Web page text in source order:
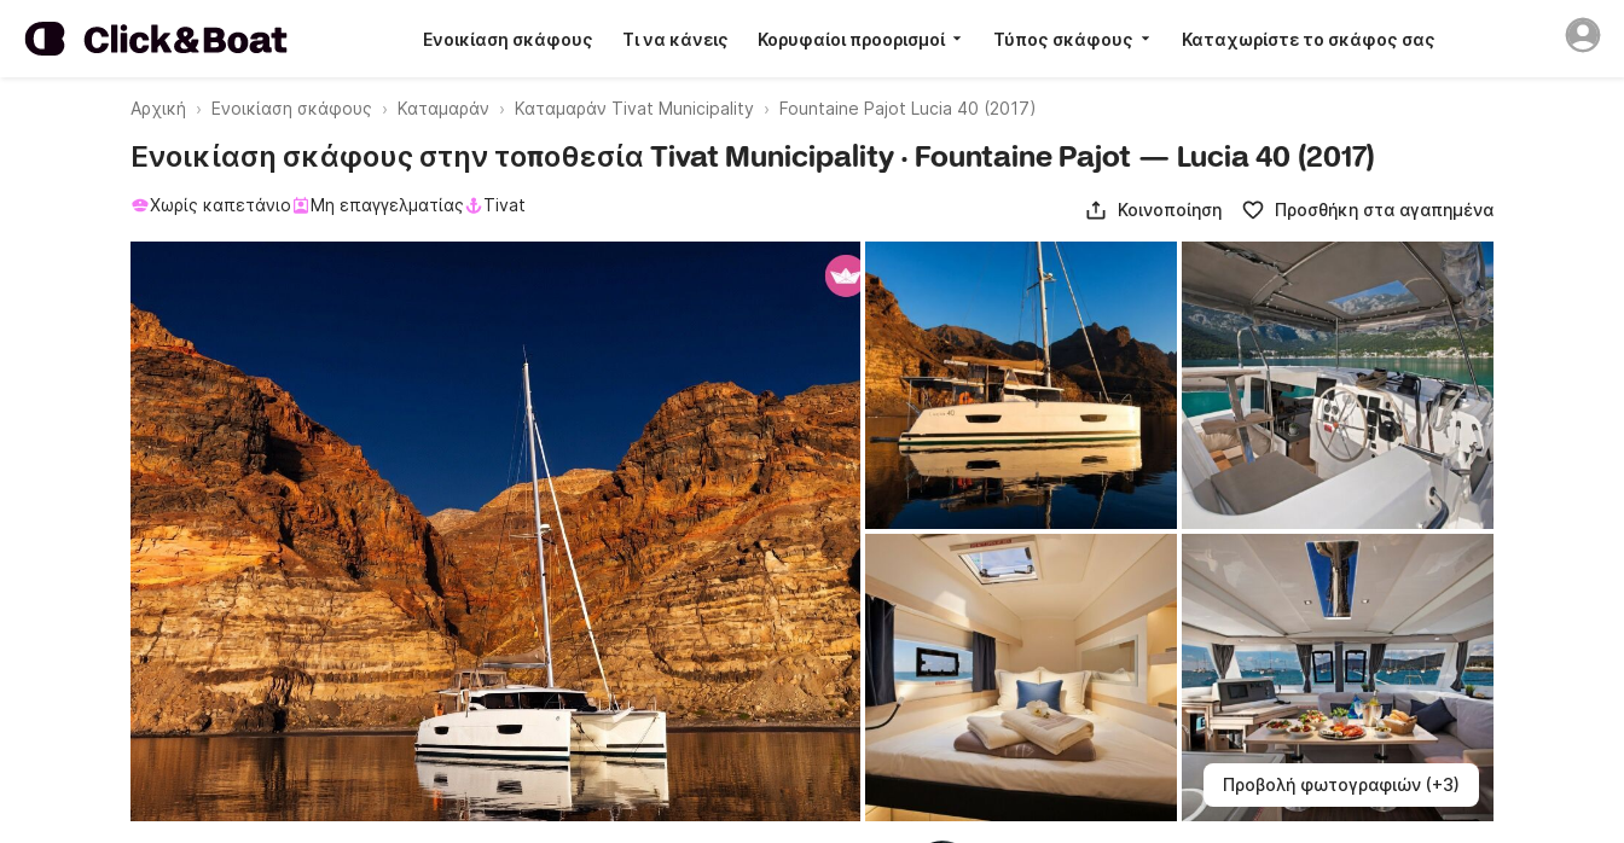
Ενοικίαση σκάφους Τι να κάνεις Κορυφαίοι προορισμοί Τύπος σκάφους Καταχωρίστε το σκάφος σας
Αρχική Ενοικίαση σκάφους Καταμαράν Καταμαράν Tivat Municipality Fountaine Pajot Lucia 40 (2017)
Προβολή φωτογραφιών (+3)
Ενοικίαση σκάφους στην τοποθεσία Tivat Municipality · Fountaine Pajot — Lucia 40 (2017)
Χωρίς καπετάνιο Mη επαγγελματίας Tivat Κοινοποίηση Προσθήκη στα αγαπημένα